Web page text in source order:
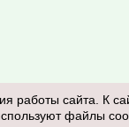
работы сайта. К
файлы